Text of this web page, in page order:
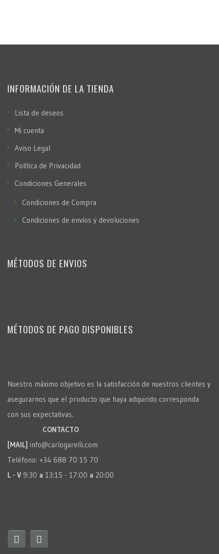
INFORMACIÓN DE LA TIENDA
Lista de deseos
Mi cuenta
Aviso Legal
Política de Privacidad
Condiciones Generales
Condiciones de Compra
Condiciones de envíos y devoluciones
MÉTODOS DE ENVIOS
MÉTODOS DE PAGO DISPONIBLES
Nuestro máximo objetivo es la satisfacción de nuestros clientes y
asegurarnos que el producto que haya adquirido corresponda
con sus expectativas.
CONTACTO
[MAIL] info@carlogarelli.com
Teléfono: +34 688 70 15 70
L - V 9:30 a 13:15 - 17:00 a 20:00